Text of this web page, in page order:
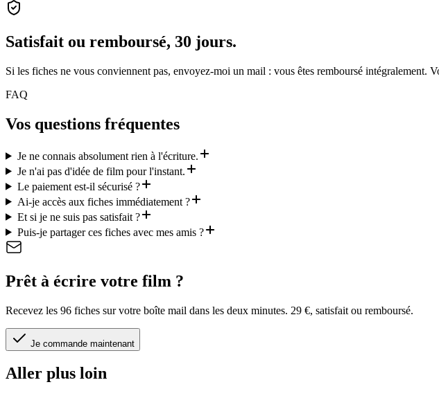
Satisfait ou remboursé, 30 jours.
Si les fiches ne vous conviennent pas, envoyez-moi un mail : vous êtes remboursé intégralement.
FAQ
Vos questions fréquentes
Je ne connais absolument rien à l'écriture.
Je n'ai pas d'idée de film pour l'instant.
Le paiement est-il sécurisé ?
Ai-je accès aux fiches immédiatement ?
Et si je ne suis pas satisfait ?
Puis-je partager ces fiches avec mes amis ?
Prêt à écrire votre film ?
Recevez les 96 fiches sur votre boîte mail dans les deux minutes. 29 €, satisfait ou remboursé.
Je commande maintenant
Aller plus loin